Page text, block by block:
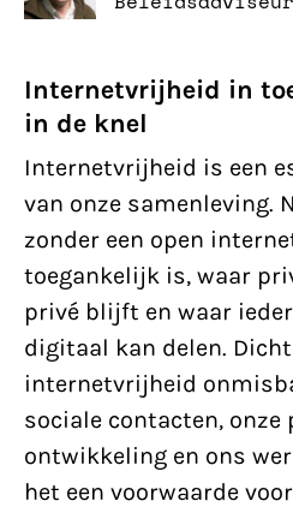
Internetvrijheid in
in de knel
Internetvrijheid is een
van onze samenleving.
zonder een open
toegankelijk is, waar
privé blijft en waar
digitaal kan delen.
internetvrijheid
sociale contacten, onze
ontwikkeling en ons
het een voorwaarde